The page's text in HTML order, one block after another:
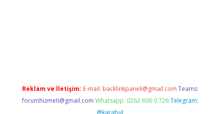
Reklam ve İletişim: E-mail: backlinkpaneli@gmail.com Teams:
forumhizmeti@gmail.com Whatsapp: 0262 606 0 726 Telegram:
@karabul